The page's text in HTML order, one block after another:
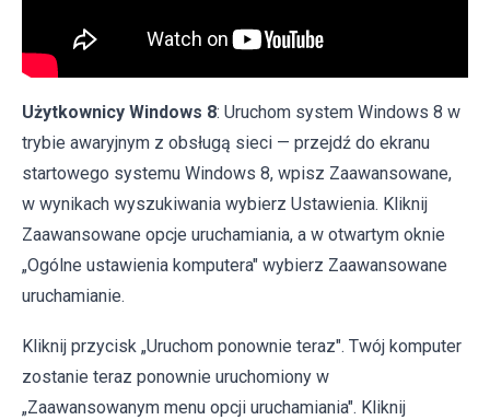
Użytkownicy Windows 8: Uruchom system Windows 8 w
trybie awaryjnym z obsługą sieci — przejdź do ekranu
startowego systemu Windows 8, wpisz Zaawansowane,
w wynikach wyszukiwania wybierz Ustawienia. Kliknij
Zaawansowane opcje uruchamiania, a w otwartym oknie
„Ogólne ustawienia komputera" wybierz Zaawansowane
uruchamianie.
Kliknij przycisk „Uruchom ponownie teraz". Twój komputer
zostanie teraz ponownie uruchomiony w
„Zaawansowanym menu opcji uruchamiania". Kliknij